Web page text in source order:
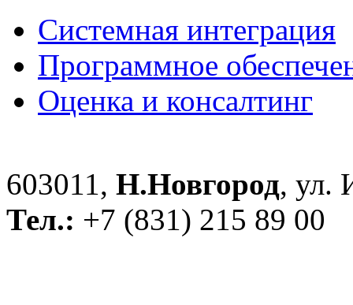
Системная интеграция
Программное
Оценка и консалтинг
603011, Н.Новгород, ул.
Тел.: +7 (831) 215 89 00